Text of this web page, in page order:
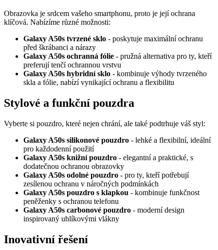
Obrazovka je srdcem vašeho smartphonu, proto je její ochrana
klíčová. Nabízíme různé možnosti:
Galaxy A50s tvrzené sklo - poskytuje maximální ochranu
před škrábanci a nárazy
Galaxy A50s ochranná fólie - pružná alternativa pro ty, kteří
preferují tenčí ochrannou vrstvu
Galaxy A50s hybridní sklo - kombinuje výhody tvrzeného
skla a fólie, nabízí vynikající ochranu a flexibilitu
Stylové a funkční pouzdra
Vyberte si pouzdro, které nejen chrání, ale také podtrhuje váš styl:
Galaxy A50s silikonové pouzdro - lehké a flexibilní, ideální
pro každodenní použití
Galaxy A50s knižní pouzdro - elegantní a praktické, s
dodatečnou ochranou obrazovky
Galaxy A50s odolné pouzdro - pro ty, kteří potřebují
zesílenou ochranu v náročných podmínkách
Galaxy A50s pouzdro s klapkou - kombinuje funkčnost
peněženky s ochranou telefonu
Galaxy A50s carbonové pouzdro - moderní design
inspirovaný uhlíkovými vlákny
Inovativní řešení